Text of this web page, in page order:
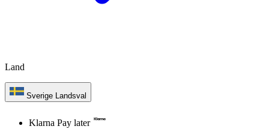
Land
Sverige Landsval
Klarna Pay later